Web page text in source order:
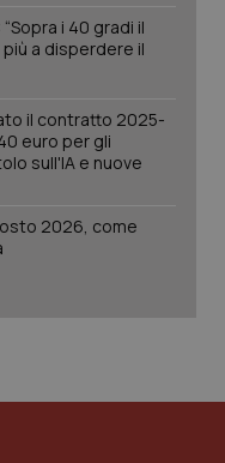
Collo
i 40 gradi il
a disperdere il
il contratto 2025-
euro per gli
sull'IA e nuove
2026, come
CookieScript
www.quotidianosanita.it